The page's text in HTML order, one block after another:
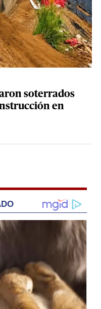
soterrados
en